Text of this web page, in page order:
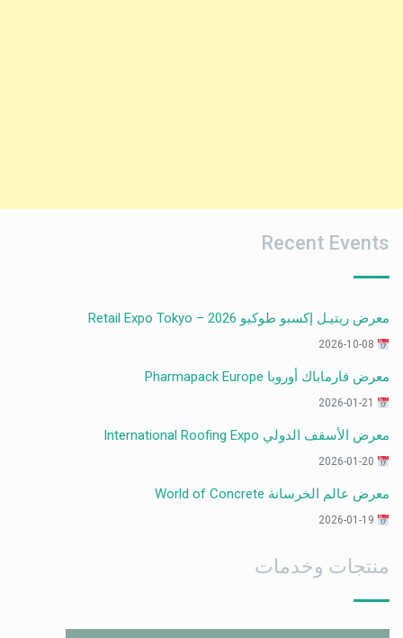
Recent Events
معرض ريتيـل إكسبو طوكيو 2026 – Retail Expo Tokyo
معرض فارماباك أوروبا Pharmapack Europe
معرض الأسقف الدولي International Roofing Expo
معرض عالم الخرسانة World of Concrete
منتجات وخدمات